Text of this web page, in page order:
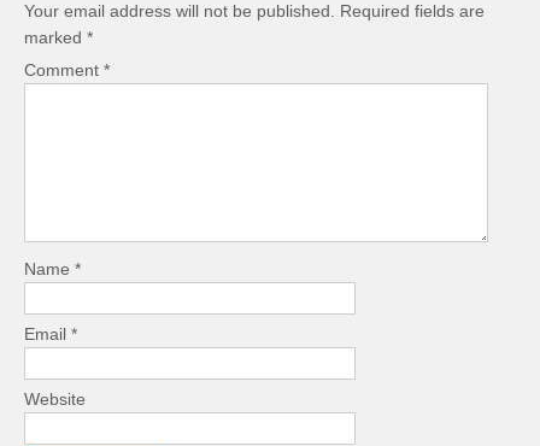
Your email address will not be published.
Required fields are
marked *
Comment *
Name *
Email *
Website